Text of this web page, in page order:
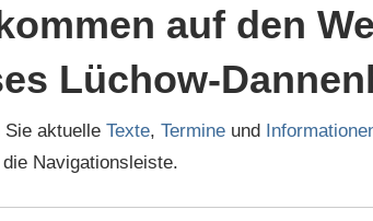
auf den
Lüchow-
aktuelle Texte, Termineund
Navigationsleiste.